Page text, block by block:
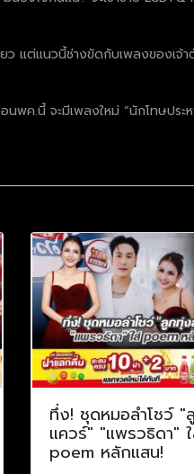
ต่แนวนี้ช่างขัดกับเพลงของเจ้า
ค.นี้ จะมีเพลงใหม่ “นักโทษประ
ทึ่ง! ชุดหมอลำโชว์ "
แควร์" "แพรวธิดา"
poem หลักแสน!